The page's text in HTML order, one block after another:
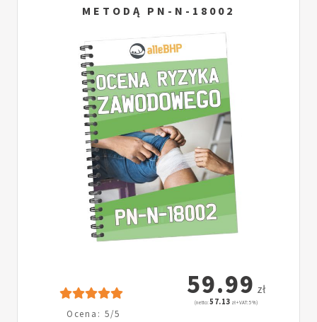
METODĄ PN-N-18002
Ocena: 5/5
59.99 zł
(netto:57.13 zł + VAT: 5%)